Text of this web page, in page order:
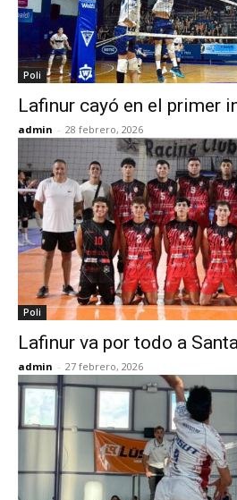
Poli
Lafinur cayó en el primer
admin - 28 febrero, 2026
Poli
Lafinur va por todo a
admin - 27 febrero, 2026